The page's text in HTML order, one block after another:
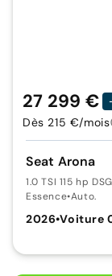
Seat Arona
1.0 TSI 115 hp
Essence•Auto.
2026•Voiture
27 299 €
Dès 215 €/mois